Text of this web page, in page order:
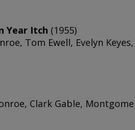
Year Itch (1955)
Tom Ewell, Evelyn
Clark Gable,